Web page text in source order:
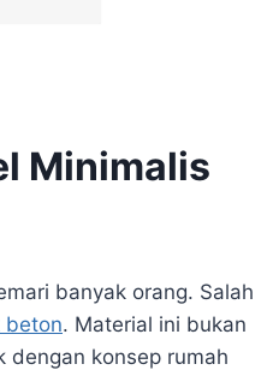
Minimalis
banyak orang. Salah
beton. Material ini bukan
dengan konsep rumah